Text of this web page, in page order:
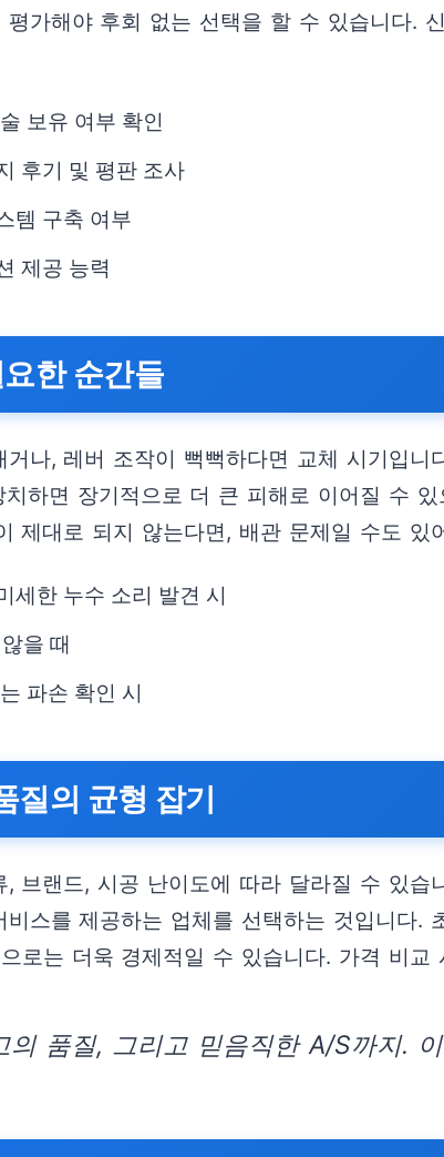
가해야 후회 없는 선택을 할 수 있습니다.
보유 여부 확인
후기 및 평판 조사
템 구축 여부
제공 능력
한 순간들
나, 레버 조작이 뻑뻑하다면 교체 시기입
하면 장기적으로 더 큰 피해로 이어질 수
제대로 되지 않는다면, 배관 문제일 수도 있
세한 누수 소리 발견 시
을 때
파손 확인 시
질의 균형 잡기
브랜드, 시공 난이도에 따라 달라질 수 있
스를 제공하는 업체를 선택하는 것입니다
로는 더욱 경제적일 수 있습니다. 가격 비
의 품질, 그리고 믿음직한 A/S까지.